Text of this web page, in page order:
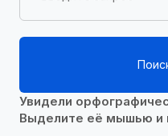
Увидели
Выделите её мышью и